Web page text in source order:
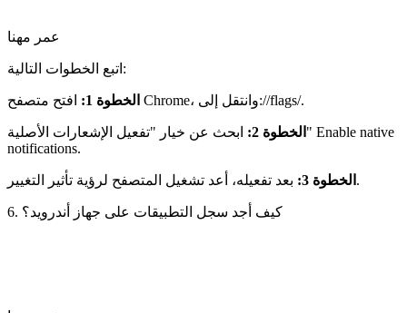
عمر مهنا
اتبع الخطوات التالية:
الخطوة 1: افتح متصفح Chrome، وانتقل إلى://flags/.
الخطوة 2:
ابحث عن خيار "تفعيل الإشعارات الأصلية" Enable native
notifications.
الخطوة 3: بعد تفعيله، أعد تشغيل المتصفح لرؤية تأثير التغيير.
6. كيف أجد سجل التطبيقات على جهاز أندرويد؟